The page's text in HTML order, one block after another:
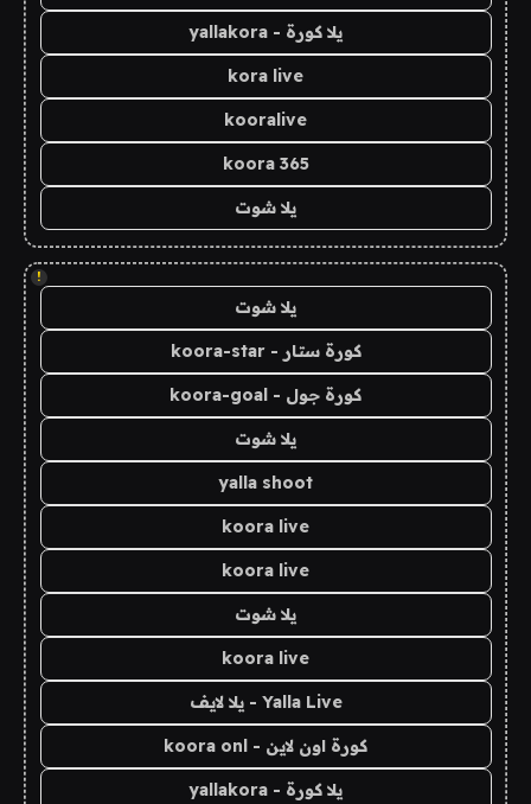
يلا كورة - yallakora
kora live
kooralive
koora 365
يلا شوت
!
يلا شوت
كورة ستار - koora-star
كورة جول - koora-goal
يلا شوت
yalla shoot
koora live
koora live
يلا شوت
koora live
Yalla Live - يلا لايف
كورة اون لاين - koora onl
يلا كورة - yallakora